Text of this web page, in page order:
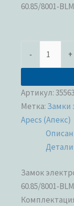
60.85/8001-
- +
Артикул:35563
Метка: Замки
Apecs (Апекс)
Детали
Замок
60.85/8001-